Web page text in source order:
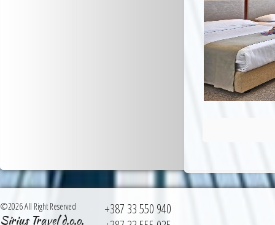
©2026 All Right Reserved
Sirius Travel d.o.o.
+387 33 550 940